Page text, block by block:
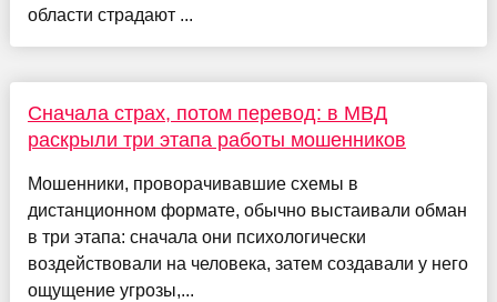
области страдают ...
Сначала страх, потом перевод: в МВД
раскрыли три этапа работы мошенников
Мошенники, проворачивавшие схемы в
дистанционном формате, обычно выстаивали обман
в три этапа: сначала они психологически
воздействовали на человека, затем создавали у него
ощущение угрозы,...